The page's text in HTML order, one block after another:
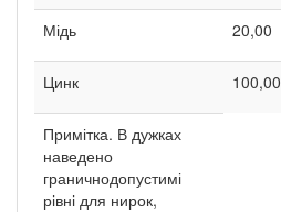
Мідь 20,00
Цинк 100,00
Примітка. В дужках
наведено
граничнодопустимі
рівні для нирок,